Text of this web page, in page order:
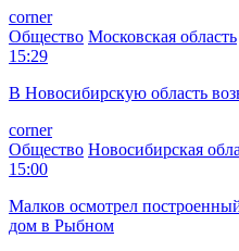
corner
Общество Московская область
15:29
В Новосибирскую область
corner
Общество Новосибирская
15:00
Малков осмотрел
дом в Рыбном